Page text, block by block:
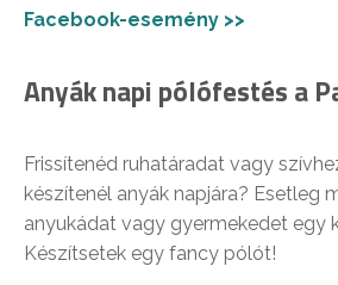
Facebook-esemény >>
Anyák napi pólófestés a
Frissítenéd ruhatáradat vagy
készítenél anyák napjára? Esetleg
anyukádat vagy gyermekedet egy
Készítsetek egy fancy pólót!